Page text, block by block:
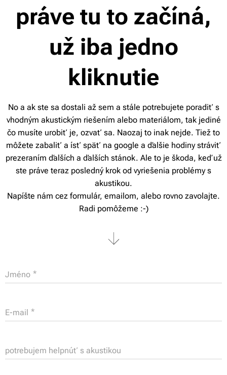
práve tu to začíná,
už iba jedno
kliknutie
No a ak ste sa dostali až sem a stále potrebujete poradiť s
vhodným akustickým riešením alebo materiálom, tak jediné
čo musíte urobiť je, ozvať sa. Naozaj to inak nejde. Tiež to
môžete zabaliť a ísť späť na google a ďalšie hodiny stráviť
prezeraním ďalších a ďalších stánok. Ale to je škoda, keď už
ste práve teraz posledný krok od vyriešenia problémy s
akustikou.
Napíšte nám cez formulár, emailom, alebo rovno zavolajte.
Radi pomôžeme :-)
Jméno
E-mail
potrebujem helpnúť s akustikou